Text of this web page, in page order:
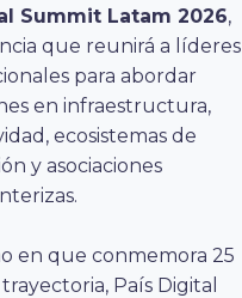
Summit Latam 2026,
que reunirá a líderes
para abordar
en infraestructura,
ecosistemas de
y asociaciones
en que conmemora 25
País Digital